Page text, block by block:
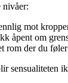
nivåer:
mot
åpent om
rom der du
sensualiteten